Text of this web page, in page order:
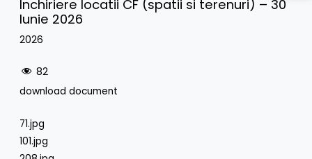
Inchiriere locatii CF (spatii si terenuri) – 30
Iunie 2026
2026
82
download document
71.jpg
101.jpg